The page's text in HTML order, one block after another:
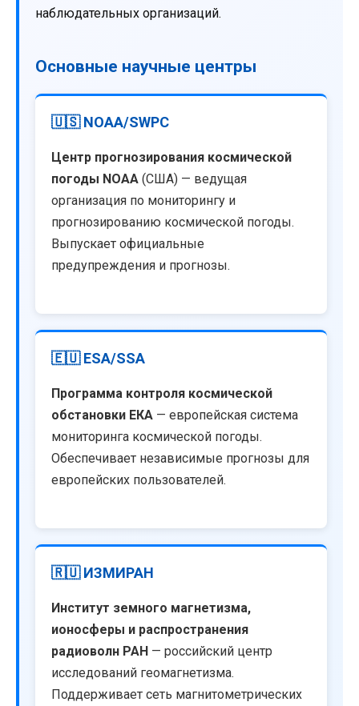
наблюдательных организаций.
Основные научные центры
🇺🇸 NOAA/SWPC
Центр прогнозирования космической
погоды NOAA (США) — ведущая
организация по мониторингу и
прогнозированию космической погоды.
Выпускает официальные
предупреждения и прогнозы.
🇪🇺 ESA/SSA
Программа контроля космической
обстановки ЕКА — европейская система
мониторинга космической погоды.
Обеспечивает независимые прогнозы для
европейских пользователей.
🇷🇺 ИЗМИРАН
Институт земного магнетизма,
ионосферы и распространения
радиоволн РАН — российский центр
исследований геомагнетизма.
Поддерживает сеть магнитометрических